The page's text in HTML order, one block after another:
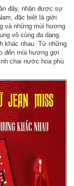
đây, nhận được sự
đặc biệt là giới
và những mùi hương
vô cùng đa dạng,
khác nhau. Từ những
đến mùi hương gợi
chai nước hoa phù